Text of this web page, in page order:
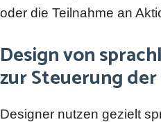
oder die Teilnahme an
Design von
zur Steuerung
Designer nutzen gezielt